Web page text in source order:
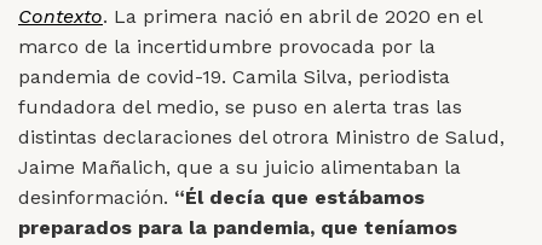
Contexto. La primera nació en abril de 2020 en el
marco de la incertidumbre provocada por la
pandemia de covid-19. Camila Silva, periodista
fundadora del medio, se puso en alerta tras las
distintas declaraciones del otrora Ministro de Salud,
Jaime Mañalich, que a su juicio alimentaban la
desinformación. “Él decía que estábamos
preparados para la pandemia, que teníamos